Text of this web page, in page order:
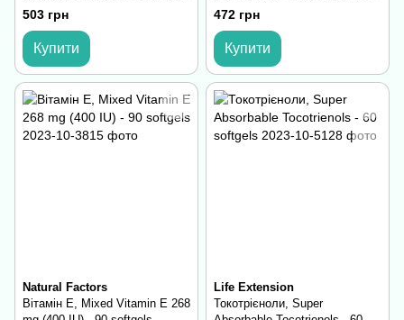
268mg - 50 softgels
503 грн
Купити
90 софтгелів
472 грн
Купити
Natural Factors
Вітамін Е, Mixed Vitamin E 268
Life Extension
Токотрієноли, Super